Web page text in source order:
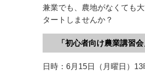
兼業でも、農地がなくても
タートしませんか？
「初心者向け農業講習
日時：6月15日（月曜日）